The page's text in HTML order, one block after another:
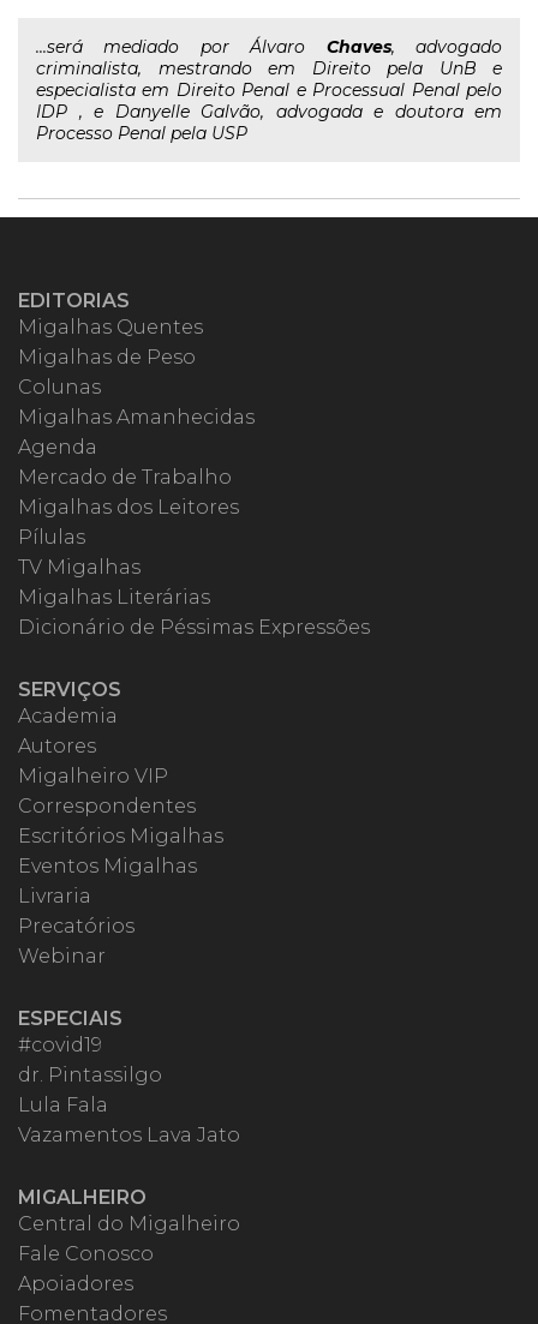
...será mediado por Álvaro Chaves, advogado
criminalista, mestrando em Direito pela UnB e
especialista em Direito Penal e Processual Penal pelo
IDP , e Danyelle Galvão, advogada e doutora em
Processo Penal pela USP
EDITORIAS
Migalhas Quentes
Migalhas de Peso
Colunas
Migalhas Amanhecidas
Agenda
Mercado de Trabalho
Migalhas dos Leitores
Pílulas
TV Migalhas
Migalhas Literárias
Dicionário de Péssimas Expressões
SERVIÇOS
Academia
Autores
Migalheiro VIP
Correspondentes
Escritórios Migalhas
Eventos Migalhas
Livraria
Precatórios
Webinar
ESPECIAIS
#covid19
dr. Pintassilgo
Lula Fala
Vazamentos Lava Jato
MIGALHEIRO
Central do Migalheiro
Fale Conosco
Apoiadores
Fomentadores